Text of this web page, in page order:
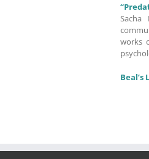
Sacha
works